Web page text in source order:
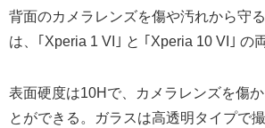
背面のカメラレンズを傷や汚れから守
は、｢Xperia 1 VI｣ と ｢Xperia 10 VI｣ の
表面硬度は10Hで、カメラレンズを傷
とができる。ガラスは高透明タイプで